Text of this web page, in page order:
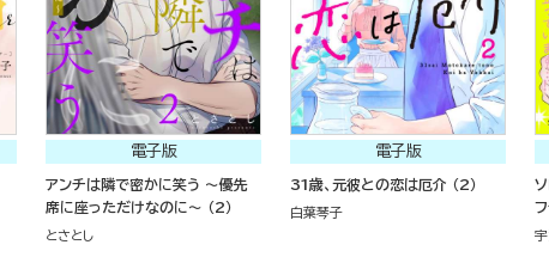
電子版
アンチは隣で密かに笑う ～優先
席に座っただけなのに～ （2）
とさとし
電子版
31歳、元彼との恋は厄介 （2）
白葉琴子
版